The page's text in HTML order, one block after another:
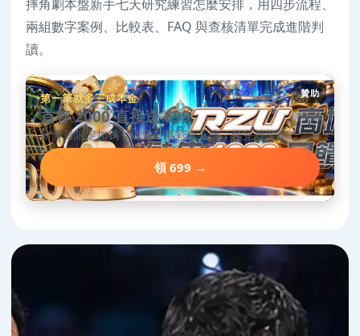
摔角劇本盤新手七天研究練習怎麼安排，用四步流程、
兩組數字案例、比較表、FAQ 與查核清單完成進階判
讀。
贊助
第一筆就多三成本金
首存 2000 直接送 699
新會員限定加碼，碼量只要彩金五倍，領完就能玩。
領 699 →